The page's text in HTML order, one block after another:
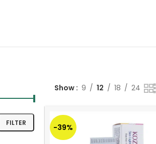
FILTER
Show 9 12 18 24
-39%